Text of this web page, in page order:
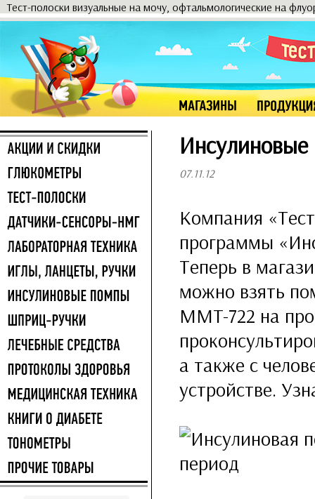
Тест-полоски визуальные на мочу, офтальмологические на
07.11.12
Компания
программы
Теперь в
можно взять
MMT-722 на
а также с
устройстве.